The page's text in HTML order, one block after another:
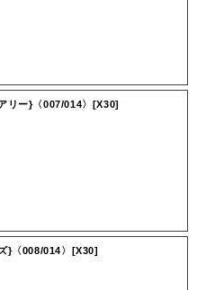
リー}〈007/014〉[X30]
}〈008/014〉[X30]